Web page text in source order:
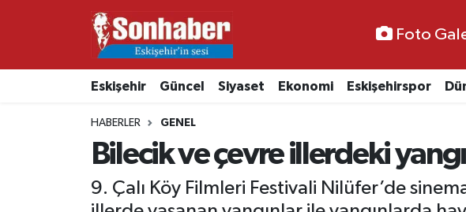
Foto
Eskişehir Güncel Siyaset Ekonomi Eskişehirspor
HABERLER GENEL
Bilecik ve çevre illerdeki
9. Çalı Köy Filmleri Festivali Nilüfer’de
Ekonomi
Nöbetçi Eczaneler
Namaz Vakitleri
Trafik Durumu